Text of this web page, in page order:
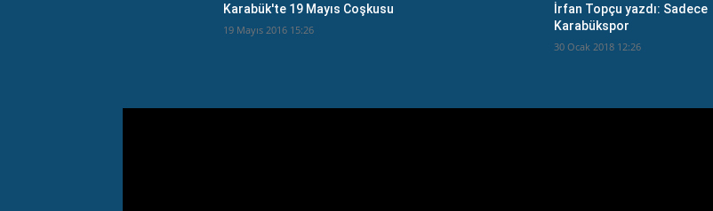
Karabük'te 19 Mayıs Coşkusu
19 Mayıs 2016 15:26
İrfan Topçu yazdı: Sadece
Karabükspor
30 Ocak 2018 12:26